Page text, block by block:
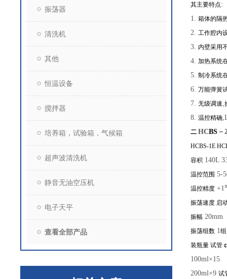
振荡器
清洗机
其他
恒温设备
搅拌器
培养箱，试验箱，气候箱
超声波清洗机
静音无油空压机
电子天平
查看全部产品
其主要特点:
1. 箱体的隔
2. 工作腔内
3. 内壁采用
4. 加热系统
5. 制冷系统
6. 万能弹簧
7. 无级调速,
8. 温控精确
二 HCBS －
HCBS-1E
容积 140L
温控范围 5-
温控精度
振荡速度 启
振幅 20mm
振荡组数 1组
装瓶量 试管
100ml×15
200ml×9 试